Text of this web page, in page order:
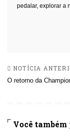
pedalar, explorar a
NOTÍCIA
O retorno da
Você